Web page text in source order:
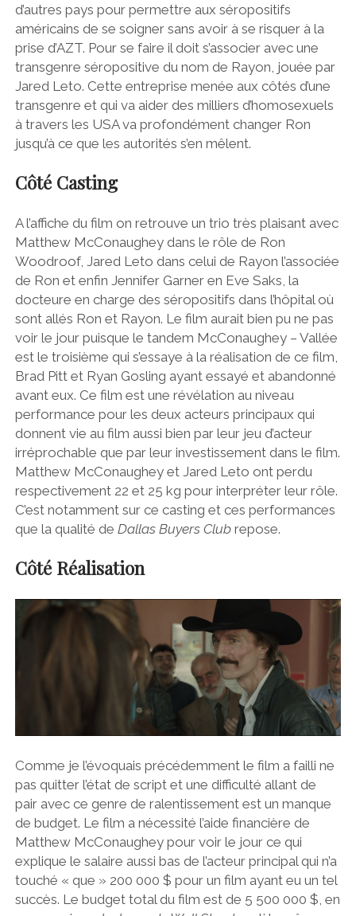
d’autres pays pour permettre aux séropositifs
américains de se soigner sans avoir à se risquer à la
prise d’AZT. Pour se faire il doit s’associer avec une
transgenre séropositive du nom de Rayon, jouée par
Jared Leto. Cette entreprise menée aux côtés d’une
transgenre et qui va aider des milliers d’homosexuels
à travers les USA va profondément changer Ron
jusqu’à ce que les autorités s’en mêlent.
Côté Casting
A l’affiche du film on retrouve un trio très plaisant avec
Matthew McConaughey dans le rôle de Ron
Woodroof, Jared Leto dans celui de Rayon l’associée
de Ron et enfin Jennifer Garner en Eve Saks, la
docteure en charge des séropositifs dans l’hôpital où
sont allés Ron et Rayon. Le film aurait bien pu ne pas
voir le jour puisque le tandem McConaughey – Vallée
est le troisième qui s’essaye à la réalisation de ce film,
Brad Pitt et Ryan Gosling ayant essayé et abandonné
avant eux. Ce film est une révélation au niveau
performance pour les deux acteurs principaux qui
donnent vie au film aussi bien par leur jeu d’acteur
irréprochable que par leur investissement dans le film.
Matthew McConaughey et Jared Leto ont perdu
respectivement 22 et 25 kg pour interpréter leur rôle.
C’est notamment sur ce casting et ces performances
que la qualité de Dallas Buyers Club repose.
Côté Réalisation
Comme je l’évoquais précédemment le film a failli ne
pas quitter l’état de script et une difficulté allant de
pair avec ce genre de ralentissement est un manque
de budget. Le film a nécessité l’aide financière de
Matthew McConaughey pour voir le jour ce qui
explique le salaire aussi bas de l’acteur principal qui n’a
touché « que » 200 000 $ pour un film ayant eu un tel
succès. Le budget total du film est de 5 500 000 $, en